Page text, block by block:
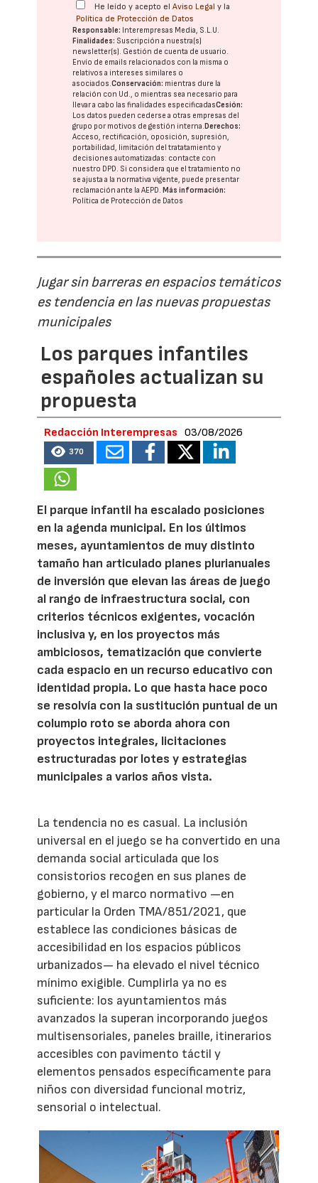
He leído y acepto elAviso Legal y la
Política de Protección de Datos
Responsable: Interempresas Media, S.L.U.
Finalidades: Suscripción a nuestra(s)
newsletter(s). Gestión de cuenta de usuario.
Envío de emails relacionados con la misma o
relativos a intereses similares o
asociados.Conservación: mientras dure la
relación con Ud., o mientras sea necesario para
llevar a cabo las finalidades especificadasCesión:
Los datos pueden cederse a otras empresas del
grupo por motivos de gestión interna.Derechos:
Acceso, rectificación, oposición, supresión,
portabilidad, limitación del tratatamiento y
decisiones automatizadas: contacte con
nuestro DPD. Si considera que el tratamiento no
se ajusta a la normativa vigente, puede presentar
reclamación ante laAEPD.Más información:
Política de Protección de Datos
Jugar sin barreras en espacios temáticos
es tendencia en las nuevas propuestas
municipales
Los parques infantiles
españoles actualizan su
propuesta
Redacción Interempresas 03/08/2026
370
El parque infantil ha escalado posiciones
en la agenda municipal. En los últimos
meses, ayuntamientos de muy distinto
tamaño han articulado planes plurianuales
de inversión que elevan las áreas de juego
al rango de infraestructura social, con
criterios técnicos exigentes, vocación
inclusiva y, en los proyectos más
ambiciosos, tematización que convierte
cada espacio en un recurso educativo con
identidad propia. Lo que hasta hace poco
se resolvía con la sustitución puntual de un
columpio roto se aborda ahora con
proyectos integrales, licitaciones
estructuradas por lotes y estrategias
municipales a varios años vista.
La tendencia no es casual. La inclusión
universal en el juego se ha convertido en una
demanda social articulada que los
consistorios recogen en sus planes de
gobierno, y el marco normativo —en
particular la Orden TMA/851/2021, que
establece las condiciones básicas de
accesibilidad en los espacios públicos
urbanizados— ha elevado el nivel técnico
mínimo exigible. Cumplirla ya no es
suficiente: los ayuntamientos más
avanzados la superan incorporando juegos
multisensoriales, paneles braille, itinerarios
accesibles con pavimento táctil y
elementos pensados específicamente para
niños con diversidad funcional motriz,
sensorial o intelectual.